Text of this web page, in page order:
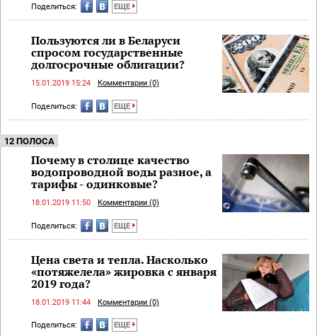
Поделиться: ЕЩЕ
Пользуются ли в Беларуси
спросом государственные
долгосрочные облигации?
15.01.2019 15:24 Комментарии (0)
Поделиться: ЕЩЕ
12 ПОЛОСА
Почему в столице качество
водопроводной воды разное, а
тарифы - одинковые?
18.01.2019 11:50 Комментарии (0)
Поделиться: ЕЩЕ
Цена света и тепла. Насколько
«потяжелела» жировка с января
2019 года?
18.01.2019 11:44 Комментарии (0)
Поделиться: ЕЩЕ